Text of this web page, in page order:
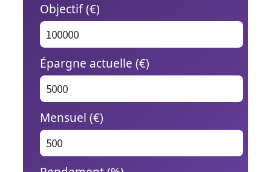
Objectif (€)
Épargne actuelle (€)
Mensuel (€)